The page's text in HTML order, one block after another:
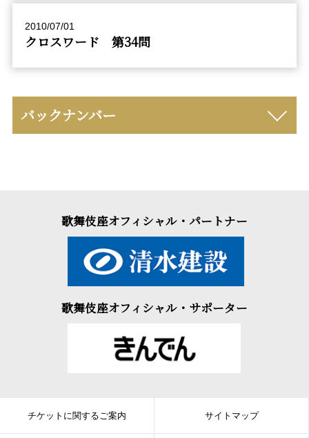
2010/07/01
クロスワード 第34問
バックナンバー
歌舞伎座オフィシャル・パートナー
歌舞伎座オフィシャル・サポーター
チケットに関するご案内 サイトマップ